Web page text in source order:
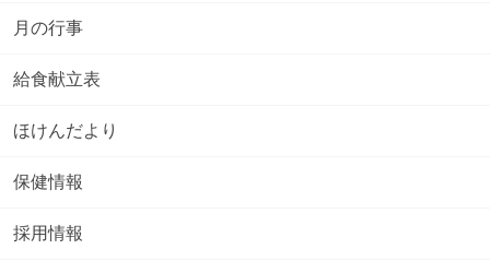
月の行事
給食献立表
ほけんだより
保健情報
採用情報